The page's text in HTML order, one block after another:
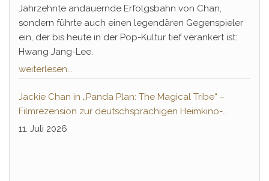
Jahrzehnte andauernde Erfolgsbahn von Chan,
sondern führte auch einen legendären Gegenspieler
ein, der bis heute in der Pop-Kultur tief verankert ist:
Hwang Jang-Lee.
weiterlesen...
Jackie Chan in „Panda Plan: The Magical Tribe“ –
Filmrezension zur deutschsprachigen Heimkino-
Premiere
11. Juli 2026